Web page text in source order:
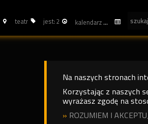
teatr jest: 2 kalendarz
Na naszych stronach
Korzystając z naszych
wyrażasz zgodę na
» ROZUMIEM I